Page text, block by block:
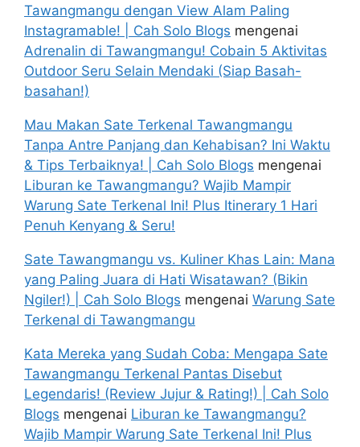
Tawangmangu dengan View Alam Paling
Instagramable! | Cah Solo Blogs mengenai
Adrenalin di Tawangmangu! Cobain 5 Aktivitas
Outdoor Seru Selain Mendaki (Siap Basah-
basahan!)
Mau Makan Sate Terkenal Tawangmangu
Tanpa Antre Panjang dan Kehabisan? Ini Waktu
& Tips Terbaiknya! | Cah Solo Blogs mengenai
Liburan ke Tawangmangu? Wajib Mampir
Warung Sate Terkenal Ini! Plus Itinerary 1 Hari
Penuh Kenyang & Seru!
Sate Tawangmangu vs. Kuliner Khas Lain: Mana
yang Paling Juara di Hati Wisatawan? (Bikin
Ngiler!) | Cah Solo Blogs mengenai Warung Sate
Terkenal di Tawangmangu
Kata Mereka yang Sudah Coba: Mengapa Sate
Tawangmangu Terkenal Pantas Disebut
Legendaris! (Review Jujur & Rating!) | Cah Solo
Blogs mengenai Liburan ke Tawangmangu?
Wajib Mampir Warung Sate Terkenal Ini! Plus